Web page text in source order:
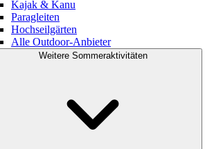
Kajak & Kanu
Paragleiten
Hochseilgärten
Alle Outdoor-Anbieter
Weitere Sommeraktivitäten